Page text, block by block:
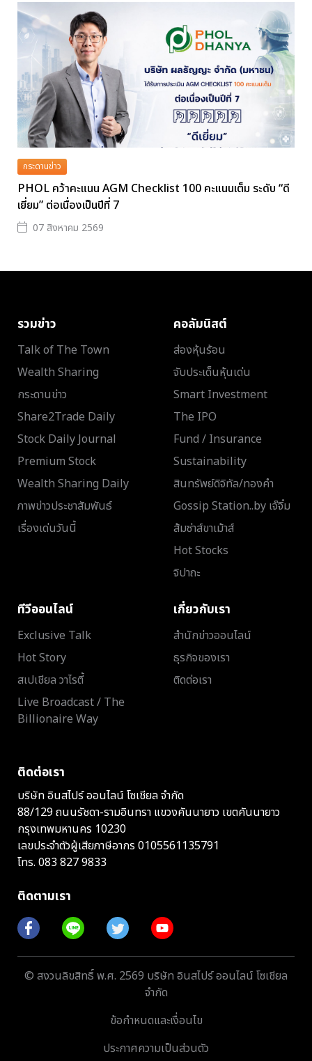
กระดานข่าว
PHOL คว้าคะแนน AGM Checklist 100 คะแนนเต็ม ระดับ “ดี
เยี่ยม” ต่อเนื่องเป็นปีที่ 7
07 สิงหาคม 2569
รวมข่าว
Talk of The Town
Wealth Sharing
กระดานข่าว
Share2Trade Daily
Stock Daily Journal
Premium Stock
Wealth Sharing Daily
ภาพข่าวประชาสัมพันธ์
เรื่องเด่นวันนี้
คอลัมนิสต์
ส่องหุ้นร้อน
จับประเด็นหุ้นเด่น
Smart Investment
The IPO
Fund / Insurance
Sustainability
สินทรัพย์ดิจิทัล/ทองคำ
Gossip Station..by เจ๊จิ๋ม
ส้มซ่าส์ขาเม้าส์
Hot Stocks
จิปาถะ
ทีวีออนไลน์
Exclusive Talk
Hot Story
สเปเชียล วาไรตี้
Live Broadcast / The
Billionaire Way
เกี่ยวกับเรา
สำนักข่าวออนไลน์
ธุรกิจของเรา
ติดต่อเรา
ติดต่อเรา
บริษัท อินสไปร์ ออนไลน์ โซเชียล จำกัด
88/129 ถนนรัชดา-รามอินทรา แขวงคันนายาว เขตคันนายาว
กรุงเทพมหานคร 10230
เลขประจำตัวผู้เสียภาษีอากร 0105561135791
โทร. 083 827 9833
ติดตามเรา
© สงวนลิขสิทธิ์ พ.ศ. 2569 บริษัท อินสไปร์ ออนไลน์ โซเชียล
จำกัด
ข้อกำหนดและเงื่อนไข
ประกาศความเป็นส่วนตัว